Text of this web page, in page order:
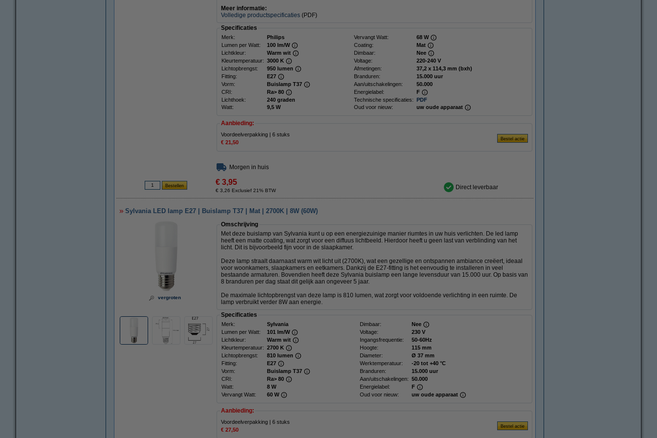
Meer informatie:
Volledige productspecificaties (PDF)
Specificaties
Merk: Philips Vervangt Watt:
68 W
Lumen per Watt:
100 lm/W Coating:
Mat
Lichtkleur:
Warm wit Dimbaar:
Nee
Kleurtemperatuur: 3000 K Voltage:
220-240 V
Lichtopbrengst:
950 lumen Afmetingen:
37,2 x 114,3 mm (bxh)
Fitting:
E27 Branduren:
15.000 uur
Vorm:
Buislamp T37 Aan/uitschakelingen:
50.000
CRI:
Ra> 80 Energielabel:
F
Lichthoek:
240 graden Technische specificaties: PDF
Watt:
9,5 W Oud voor nieuw: uw oude apparaat
Aanbieding:
Voordeelverpakking | 6 stuks
€ 21,50
Morgen in huis
€ 3,95
€ 3,26 Exclusief 21% BTW Direct leverbaar
Sylvania LED lamp E27 | Buislamp T37 | Mat | 2700K | 8W (60W)
vergroten
Omschrijving
Met deze buislamp van Sylvania kunt u op een energiezuinige manier riumtes in uw huis verlichten. De led lamp
heeft een matte coating, wat zorgt voor een diffuus lichtbeeld. Hierdoor heeft u geen last van verblinding van het
licht. Dit is bijvoorbeeld fijn voor in de slaapkamer.
Deze lamp straalt daarnaast warm wit licht uit (2700K), wat een gezellige en ontspannen ambiance creëert, ideaal
voor woonkamers, slaapkamers en eetkamers. Dankzij de E27-fitting is het eenvoudig te installeren in veel
bestaande armaturen. Bovendien heeft deze Sylvania buislamp een lange levensduur van 15.000 uur. Op basis van
8 branduren per dag staat dit gelijk aan ongeveer 5 jaar.
De maximale lichtopbrengst van deze lamp is 810 lumen, wat zorgt voor voldoende verlichting in een ruimte. De
lamp verbruikt verder 8W aan energie.
Specificaties
Merk: Sylvania Dimbaar:
Nee
Lumen per Watt:
101 lm/W Voltage:
230 V
Lichtkleur:
Warm wit Ingangsfrequentie:
50-60Hz
Kleurtemperatuur: 2700 K Hoogte:
115 mm
Lichtopbrengst:
810 lumen Diameter:
Ø 37 mm
Fitting:
E27 Werktemperatuur:
-20 tot +40 °C
Vorm:
Buislamp T37 Branduren:
15.000 uur
CRI:
Ra> 80 Aan/uitschakelingen: 50.000
Watt:
8 W Energielabel:
F
Vervangt Watt:
60 W Oud voor nieuw: uw oude apparaat
Aanbieding:
Voordeelverpakking | 6 stuks
€ 27,50